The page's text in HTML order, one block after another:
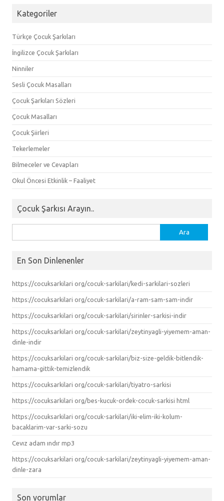
Kategoriler
Türkçe Çocuk Şarkıları
İngilizce Çocuk Şarkıları
Ninniler
Sesli Çocuk Masalları
Çocuk Şarkıları Sözleri
Çocuk Masalları
Çocuk Şiirleri
Tekerlemeler
Bilmeceler ve Cevapları
Okul Öncesi Etkinlik – Faaliyet
Çocuk Şarkısı Arayın..
En Son Dinlenenler
https://cocuksarkilari org/cocuk-sarkilari/kedi-sarkilari-sozleri
https://cocuksarkilari org/cocuk-sarkilari/a-ram-sam-sam-indir
https://cocuksarkilari org/cocuk-sarkilari/sirinler-sarkisi-indir
https://cocuksarkilari org/cocuk-sarkilari/zeytinyagli-yiyemem-aman-
dinle-indir
https://cocuksarkilari org/cocuk-sarkilari/biz-size-geldik-bitlendik-
hamama-gittik-temizlendik
https://cocuksarkilari org/cocuk-sarkilari/tiyatro-sarkisi
https://cocuksarkilari org/bes-kucuk-ordek-cocuk-sarkisi html
https://cocuksarkilari org/cocuk-sarkilari/iki-elim-iki-kolum-
bacaklarim-var-sarki-sozu
Cevız adam ındır mp3
https://cocuksarkilari org/cocuk-sarkilari/zeytinyagli-yiyemem-aman-
dinle-zara
Son yorumlar